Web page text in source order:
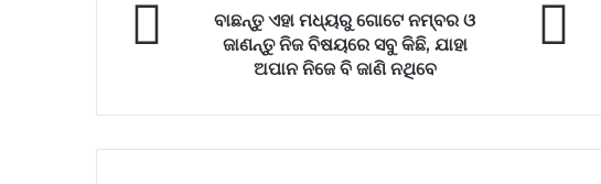
ବାଛନ୍ତୁ ଏହା ମଧ୍ୟରୁ ଗୋଟେ ନମ୍ବର ଓ
ଜାଣନ୍ତୁ ନିଜ ବିଷୟରେ ସବୁ କିଛି, ଯାହା
ଅପାନ ନିଜେ ବି ଜାଣି ନଥିବେ